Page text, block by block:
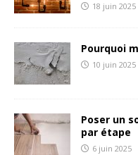
18 juin 2025
Pourquoi
10 juin 2025
Poser un
par étape
6 juin 2025